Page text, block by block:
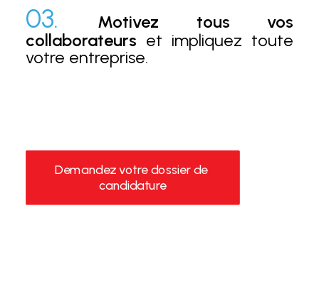
03.
Motivez tous vos
collaborateurs et impliquez toute
votre entreprise.
Demandez votre dossier de
candidature